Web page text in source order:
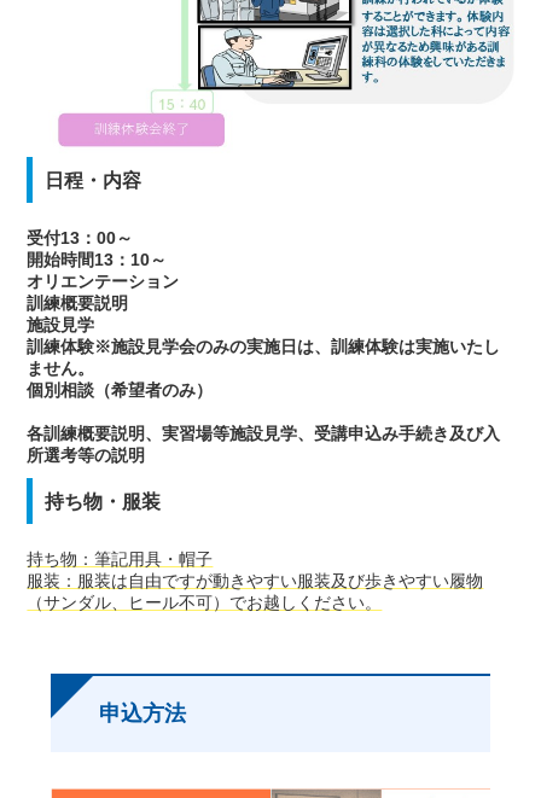
日程・内容
受付13：00～
開始時間13：10～
オリエンテーション
訓練概要説明
施設見学
訓練体験※施設見学会のみの実施日は、訓練体験は実施いたし
ません。
個別相談（希望者のみ）
各訓練概要説明、実習場等施設見学、受講申込み手続き及び入
所選考等の説明
持ち物・服装
持ち物：筆記用具・帽子
服装：服装は自由ですが動きやすい服装及び歩きやすい履物
（サンダル、ヒール不可）でお越しください。
申込方法